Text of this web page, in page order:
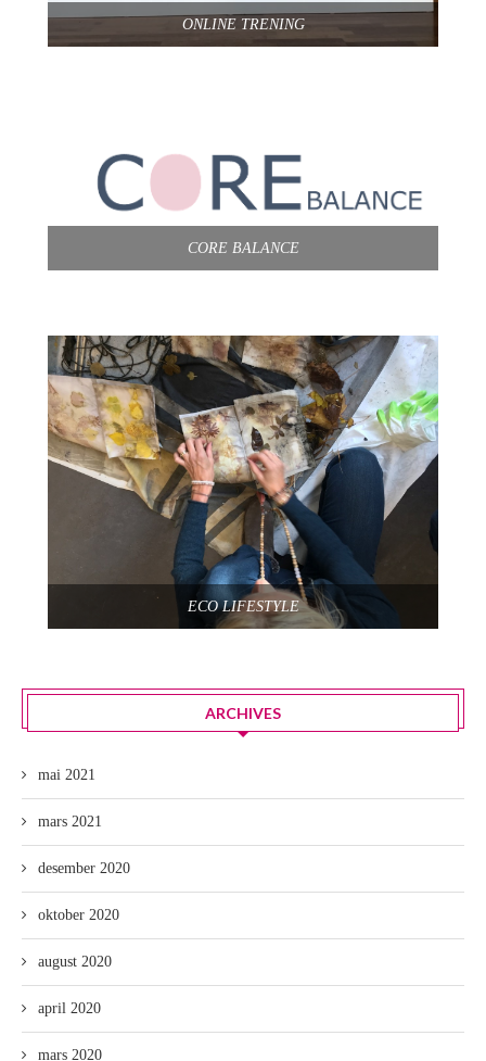
ONLINE TRENING
CORE BALANCE
ECO LIFESTYLE
ARCHIVES
mai 2021
mars 2021
desember 2020
oktober 2020
august 2020
april 2020
mars 2020